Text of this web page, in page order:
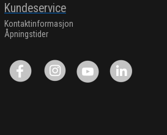
Kundeservice
Kontaktinformasjon
Åpningstider